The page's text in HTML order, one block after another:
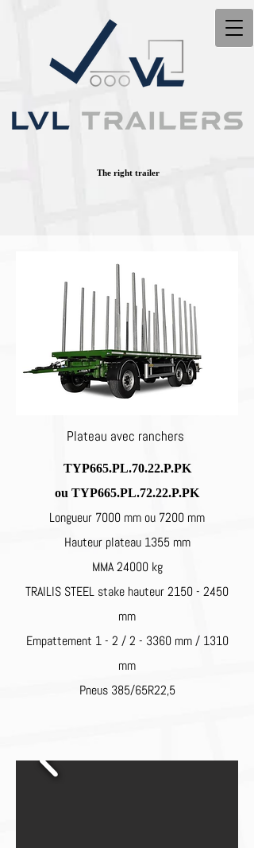
The right trailer
Plateau avec ranchers
TYP665.PL.70.22.P.PK
ou TYP665.PL.72.22.P.PK
Longueur 7000 mm ou 7200 mm
Hauteur plateau 1355 mm
MMA 24000 kg
TRAILIS STEEL stake hauteur2150 - 2450
mm
Empattement 1 - 2 / 2 - 3360 mm / 1310
mm
Pneus 385/65R22,5